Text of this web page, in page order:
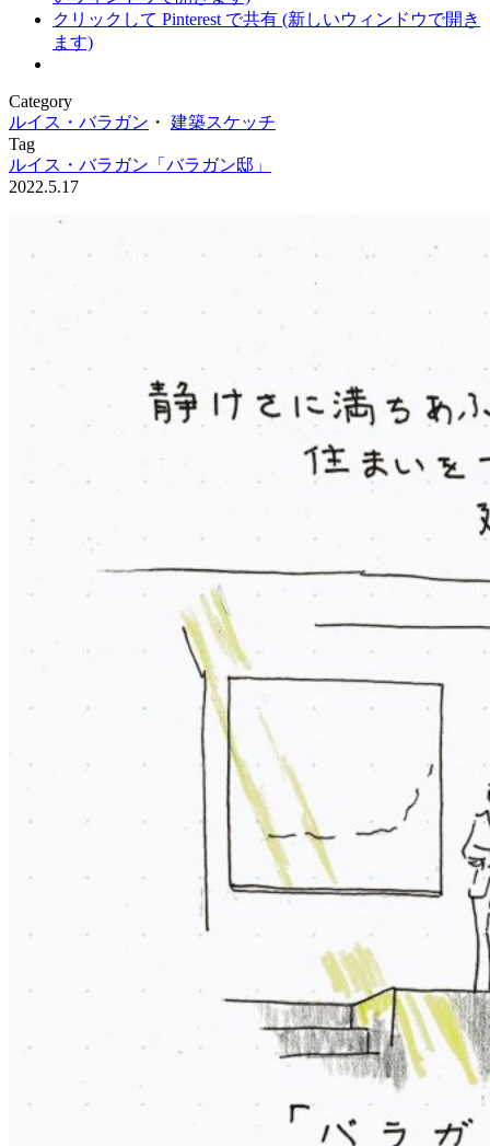
クリックして Pinterest で共有 (新しいウィンドウで開き
ます)
Category
ルイス・バラガン ・ 建築スケッチ
Tag
ルイス・バラガン「バラガン邸」
2022.5.17